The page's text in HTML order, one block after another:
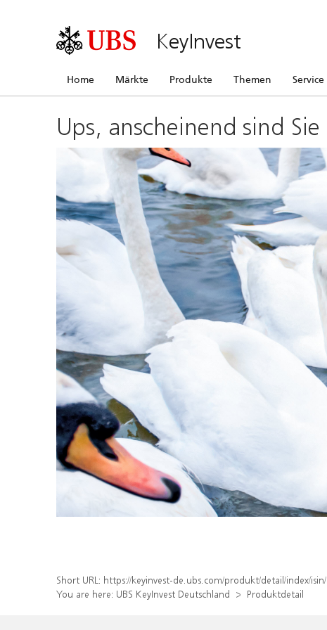
KeyInvest
Home Märkte Produkte Themen Service
Ups, anscheinend sind
Short URL: https://keyinvest-de.ubs.com/produkt/detail/index/
You are here: UBS KeyInvest Deutschland Produktdetail